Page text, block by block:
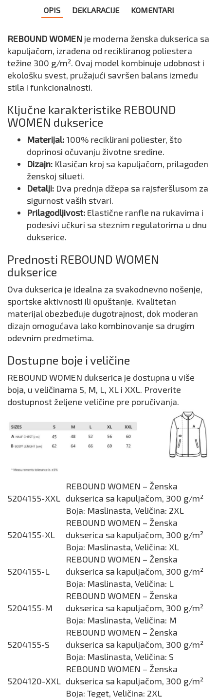
OPIS DEKLARACIJE KOMENTARI
REBOUND WOMEN je moderna ženska dukserica sa
kapuljačom, izrađena od recikliranog poliestera
težine 300 g/m². Ovaj model kombinuje udobnost i
ekološku svest, pružajući savršen balans između
stila i funkcionalnosti.
Ključne karakteristike REBOUND
WOMEN dukserice
Materijal: 100% reciklirani poliester, što
doprinosi očuvanju životne sredine.
Dizajn: Klasičan kroj sa kapuljačom, prilagođen
ženskoj silueti.
Detalji: Dva prednja džepa sa rajsferšlusom za
sigurnost vaših stvari.
Prilagodljivost: Elastične ranfle na rukavima i
podesivi učkuri sa steznim regulatorima u dnu
dukserice.
Prednosti REBOUND WOMEN
dukserice
Ova dukserica je idealna za svakodnevno nošenje,
sportske aktivnosti ili opuštanje. Kvalitetan
materijal obezbeđuje dugotrajnost, dok moderan
dizajn omogućava lako kombinovanje sa drugim
odevnim predmetima.
Dostupne boje i veličine
REBOUND WOMEN dukserica je dostupna u više
boja, u veličinama S, M, L, XL i XXL. Proverite
dostupnost željene veličine pre poručivanja.
5204155-XXL
REBOUND WOMEN – Ženska
dukserica sa kapuljačom, 300 g/m²
Boja: Maslinasta, Veličina: 2XL
5204155-XL
REBOUND WOMEN – Ženska
dukserica sa kapuljačom, 300 g/m²
Boja: Maslinasta, Veličina: XL
5204155-L
REBOUND WOMEN – Ženska
dukserica sa kapuljačom, 300 g/m²
Boja: Maslinasta, Veličina: L
5204155-M
REBOUND WOMEN – Ženska
dukserica sa kapuljačom, 300 g/m²
Boja: Maslinasta, Veličina: M
5204155-S
REBOUND WOMEN – Ženska
dukserica sa kapuljačom, 300 g/m²
Boja: Maslinasta, Veličina: S
5204120-XXL
REBOUND WOMEN – Ženska
dukserica sa kapuljačom, 300 g/m²
Boja: Teget, Veličina: 2XL